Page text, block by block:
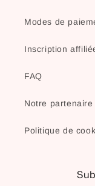
Modes de
Inscription
FAQ
Notre partenaire
Politique de